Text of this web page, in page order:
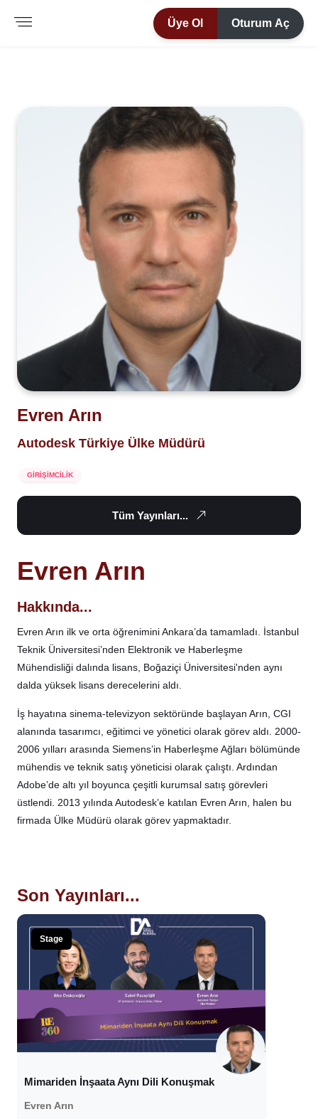
Üye Ol Oturum Aç
Evren Arın
Autodesk Türkiye Ülke Müdürü
GİRİŞİMCİLİK
Tüm Yayınları...
Evren Arın
Hakkında...
Evren Arın ilk ve orta öğrenimini Ankara’da tamamladı. İstanbul
Teknik Üniversitesi’nden Elektronik ve Haberleşme
Mühendisliği dalında lisans, Boğaziçi Üniversitesi'nden aynı
dalda yüksek lisans derecelerini aldı.
İş hayatına sinema-televizyon sektöründe başlayan Arın, CGI
alanında tasarımcı, eğitimci ve yönetici olarak görev aldı. 2000-
2006 yılları arasında Siemens’in Haberleşme Ağları bölümünde
mühendis ve teknik satış yöneticisi olarak çalıştı. Ardından
Adobe’de altı yıl boyunca çeşitli kurumsal satış görevleri
üstlendi. 2013 yılında Autodesk’e katılan Evren Arın, halen bu
firmada Ülke Müdürü olarak görev yapmaktadır.
Son Yayınları...
Stage
Mimariden İnşaata Aynı Dili Konuşmak
Evren Arın